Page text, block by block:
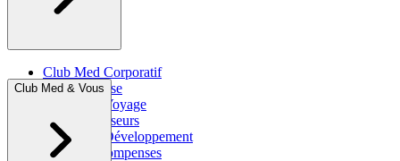
Club Med Corporatif
Espace Presse
Agents de Voyage
Site Fournisseurs
Club Med Développement
Prix & Récompenses
Club Med & Vous